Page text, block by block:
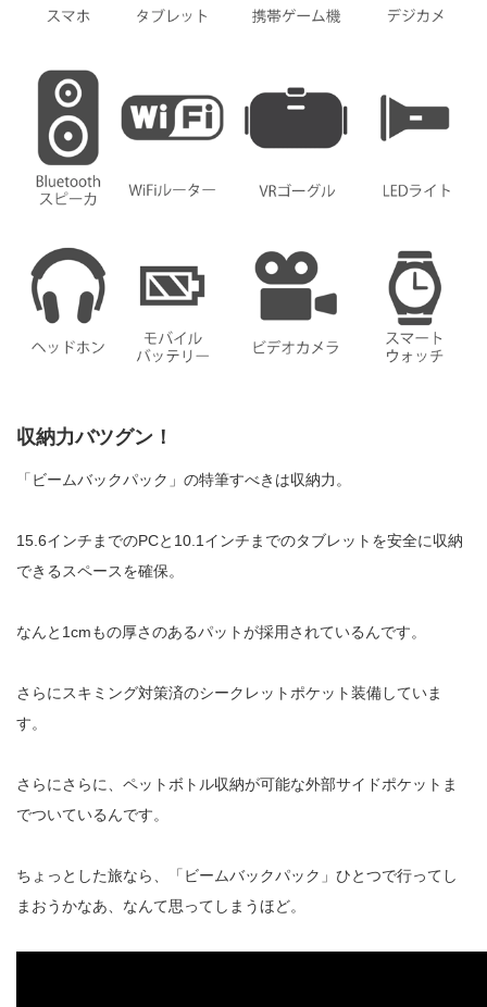
収納力バツグン！
「ビームバックパック」の特筆すべきは収納力。
15.6インチまでのPCと 10.1 インチまでのタブレットを安全に収納
できるスペースを確保。
なんと1cmもの厚さのあるパットが採用されているんです。
さらにスキミング対策済のシークレットポケット装備していま
す。
さらにさらに、ペットボトル収納が可能な外部サイドポケットま
でついているんです。
ちょっとした旅なら、「ビームバックパック」ひとつで行ってし
まおうかなあ、なんて思ってしまうほど。